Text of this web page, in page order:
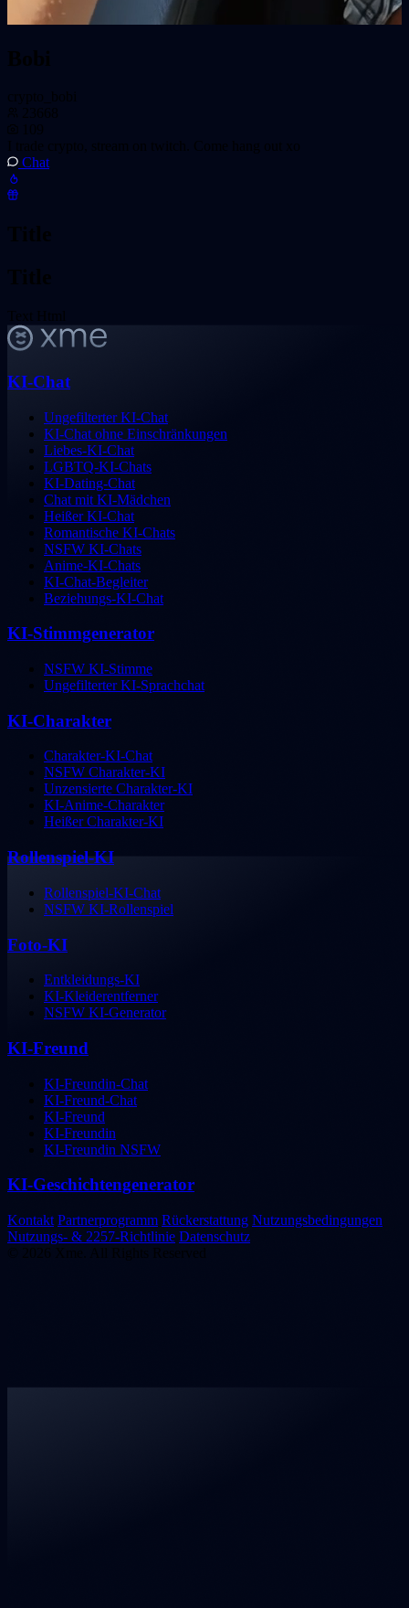
Chat
KI-Chat
Ungefilterter KI-Chat
KI-Chat ohne Einschränkungen
Liebes-KI-Chat
LGBTQ-KI-Chats
KI-Dating-Chat
Chat mit KI-Mädchen
Heißer KI-Chat
Romantische KI-Chats
NSFW KI-Chats
Anime-KI-Chats
KI-Chat-Begleiter
Beziehungs-KI-Chat
KI-Stimmgenerator
NSFW KI-Stimme
Ungefilterter KI-Sprachchat
KI-Charakter
Charakter-KI-Chat
NSFW Charakter-KI
Unzensierte Charakter-KI
KI-Anime-Charakter
Heißer Charakter-KI
Rollenspiel-KI
Rollenspiel-KI-Chat
NSFW KI-Rollenspiel
Foto-KI
Entkleidungs-KI
KI-Kleiderentferner
NSFW KI-Generator
KI-Freund
KI-Freundin-Chat
KI-Freund-Chat
KI-Freund
KI-Freundin
KI-Freundin NSFW
KI-Geschichtengenerator
Kontakt Partnerprogramm Rückerstattung Nutzungsbedingungen
Nutzungs- & 2257-Richtlinie Datenschutz
© 2026 Xme. All Rights Reserved